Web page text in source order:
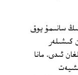
سانىمۇ يوق
كىشىلەر
ئىدى. مانا